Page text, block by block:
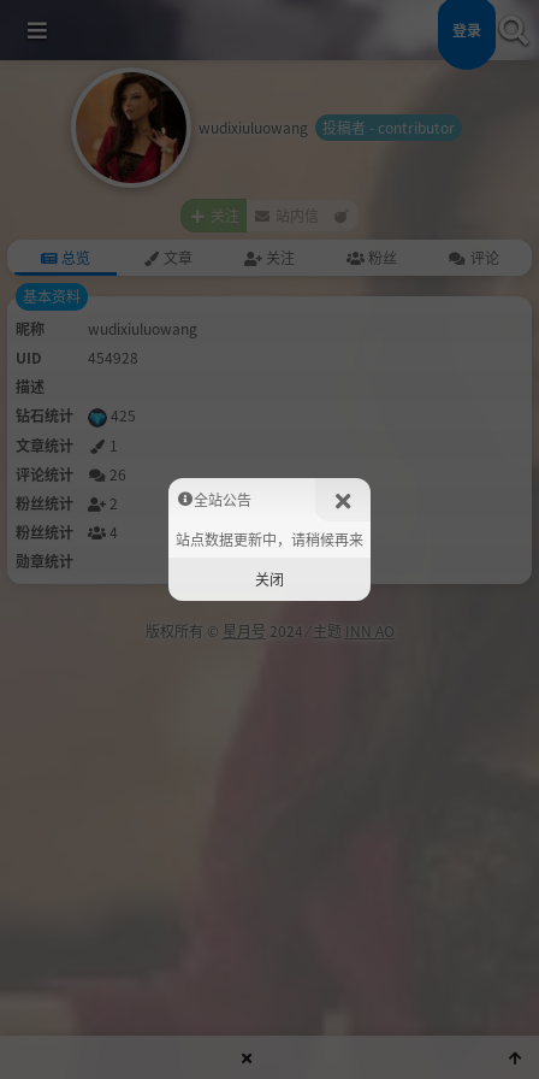
登录
wudixiuluowang 投稿者 - contributor
关注 站内信
总览 文章 关注 粉丝
评论
基本资料
昵称
wudixiuluowang
UID
454928
描述
钻石统计
425
文章统计
1
评论统计
26
粉丝统计
2
粉丝统计
4
勋章统计
版权所有 © 星月号 2024 ⁄ 主题 INN AO
全站公告
站点数据更新中，请稍候再来
关闭